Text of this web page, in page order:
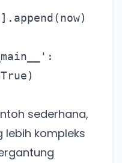
sederhana,
lebih kompleks
Baru!
mau coba
Coba BulkFame
kapan saja.